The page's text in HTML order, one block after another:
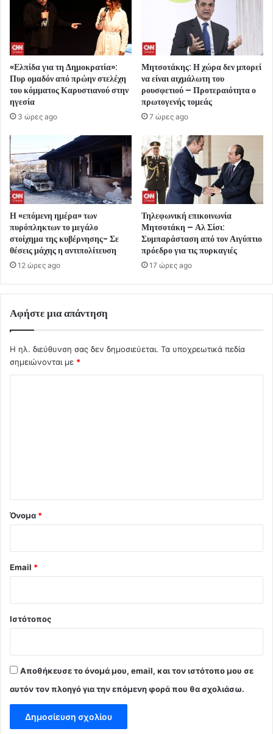
«Ελπίδα για τη Δημοκρατία»:
Πυρ ομαδόν από πρώην στελέχη
του κόμματος Καρυστιανού στην
ηγεσία
3 ώρες ago
Μητσοτάκης: Η χώρα δεν μπορεί
να είναι αιχμάλωτη του
ρουσφετιού – Προτεραιότητα ο
πρωτογενής τομεάς
7 ώρες ago
Η «επόμενη ημέρα» των
πυρόπληκτων το μεγάλο
στοίχημα της κυβέρνησης- Σε
θέσεις μάχης η αντιπολίτευση
12 ώρες ago
Τηλεφωνική επικοινωνία
Μητσοτάκη – Αλ Σίσι:
Συμπαράσταση από τον Αιγύπτιο
πρόεδρο για τις πυρκαγιές
17 ώρες ago
Αφήστε μια απάντηση
Η ηλ. διεύθυνση σας δεν δημοσιεύεται. Τα υποχρεωτικά πεδία
σημειώνονται με *
Όνομα *
Email *
Ιστότοπος
Αποθήκευσε το όνομά μου, email, και τον ιστότοπο μου σε
αυτόν τον πλοηγό για την επόμενη φορά που θα σχολιάσω.